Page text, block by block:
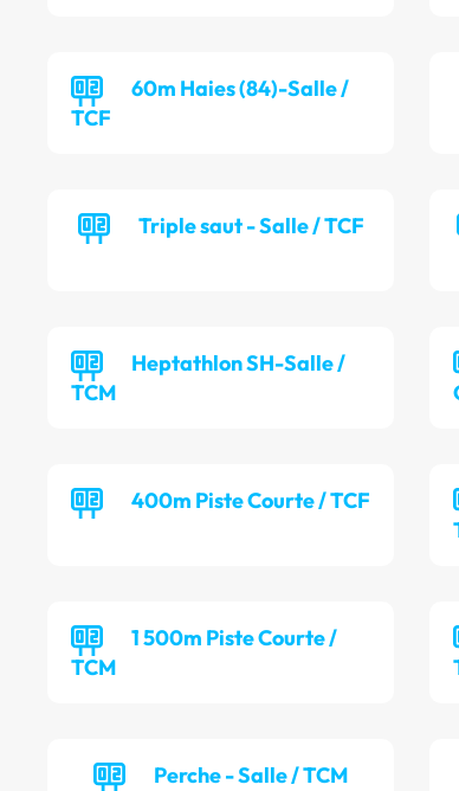
60m Haies (84)-Salle /
TCF
Triple saut - Salle / TCF
Heptathlon SH-Salle /
TCM
400m Piste Courte / TCF
1 500m Piste Courte /
TCM
Perche - Salle / TCM